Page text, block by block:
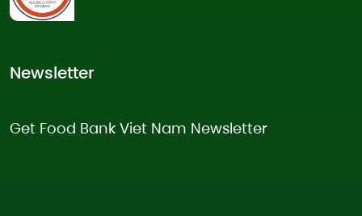
Newsletter
Get Food Bank Viet Nam Newsletter